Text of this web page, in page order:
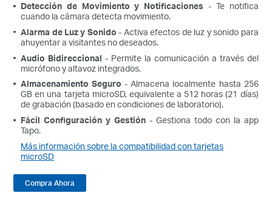
Detección de Movimiento y Notificaciones - Te notifica
cuando la cámara detecta movimiento.
Alarma de Luz y Sonido - Activa efectos de luz y sonido para
ahuyentar a visitantes no deseados.
Audio Bidireccional - Permite la comunicación a través del
micrófono y altavoz integrados.
Almacenamiento Seguro - Almacena localmente hasta 256
GB en una tarjeta microSD, equivalente a 512 horas (21 días)
de grabación (basado en condiciones de laboratorio).
Fácil Configuración y Gestión- Gestiona todo con la app
Tapo.
Más información sobre la compatibilidad con tarjetas
microSD
Compra Ahora